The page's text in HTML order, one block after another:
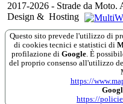
2017-2026 - Strade da Moto.
Design & Hosting
Questo sito prevede l'utilizzo di
di cookies tecnici e statistici di
profilazione di Google . È
del proprio consenso all'utilizzo
https://
https://